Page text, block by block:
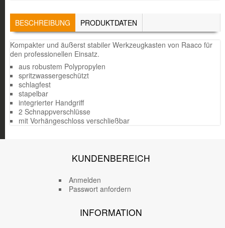
TABS
BESCHREIBUNG (AKTIVER
REITER)
PRODUKTDATEN
Kompakter und äußerst stabiler Werkzeugkasten von Raaco für
den professionellen Einsatz.
aus robustem Polypropylen
spritzwassergeschützt
schlagfest
stapelbar
integrierter Handgriff
2 Schnappverschlüsse
mit Vorhängeschloss verschließbar
KUNDENBEREICH
Anmelden
Passwort anfordern
INFORMATION